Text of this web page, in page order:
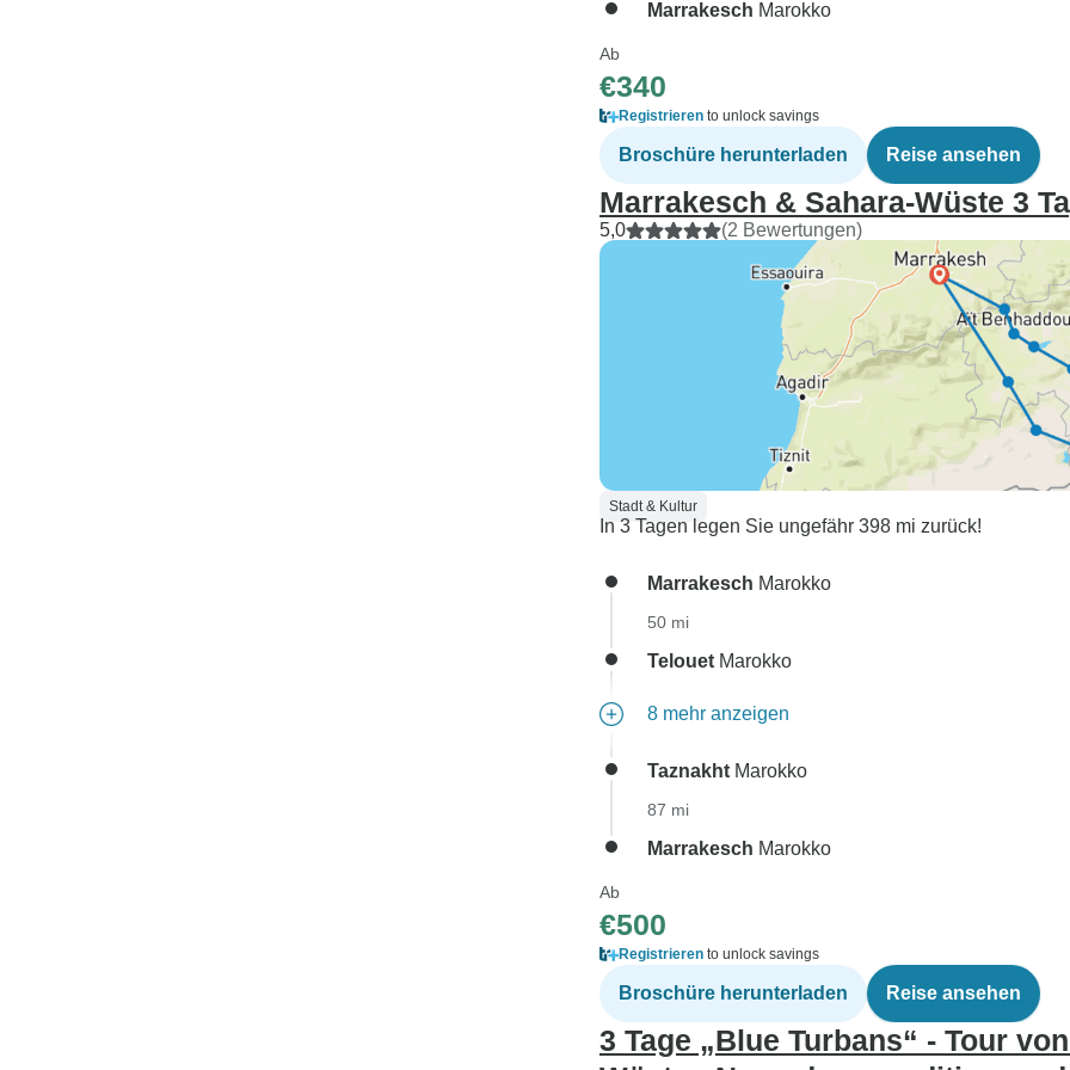
Marrakesch Marokko
Ab
€340
Registrieren to unlock savings
Broschüre herunterladen Reise ansehen
Marrakesch & Sahara-Wüste 3
5,0 (2 Bewertungen)
Stadt & Kultur
In 3 Tagen legen Sie ungefähr 398 mi zurück!
Marrakesch Marokko
50 mi
Telouet Marokko
8 mehr anzeigen
Taznakht Marokko
87 mi
Marrakesch Marokko
Ab
€500
Registrieren to unlock savings
Broschüre herunterladen Reise ansehen
3 Tage „Blue Turbans“ - Tour